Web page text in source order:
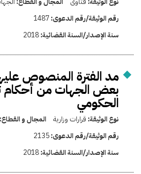
رقم الوثيقة/رقم الدعوى:1487
سنة الإصدار/السنة القضائية:2018
مد الفترة المنصوص عليها
بعض الجهات من أحكام
الحكومي
نوع الوثيقة: قرارات وزارية المجال و القطاع:
رقم الوثيقة/رقم الدعوى:2135
سنة الإصدار/السنة القضائية:2018